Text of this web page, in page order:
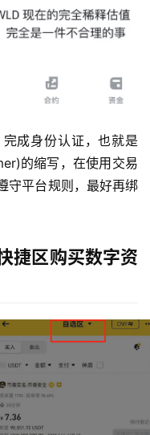
成身份认证，也就是
的缩写，在使用交易
守平台规则，最好再绑
捷区购买数字资